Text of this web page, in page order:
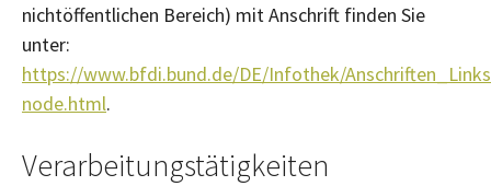
nichtöffentlichen Bereich) mit Anschrift finden Sie
unter:
https://www.bfdi.bund.de/DE/Infothek/
node.html.
Verarbeitungstätigkeiten